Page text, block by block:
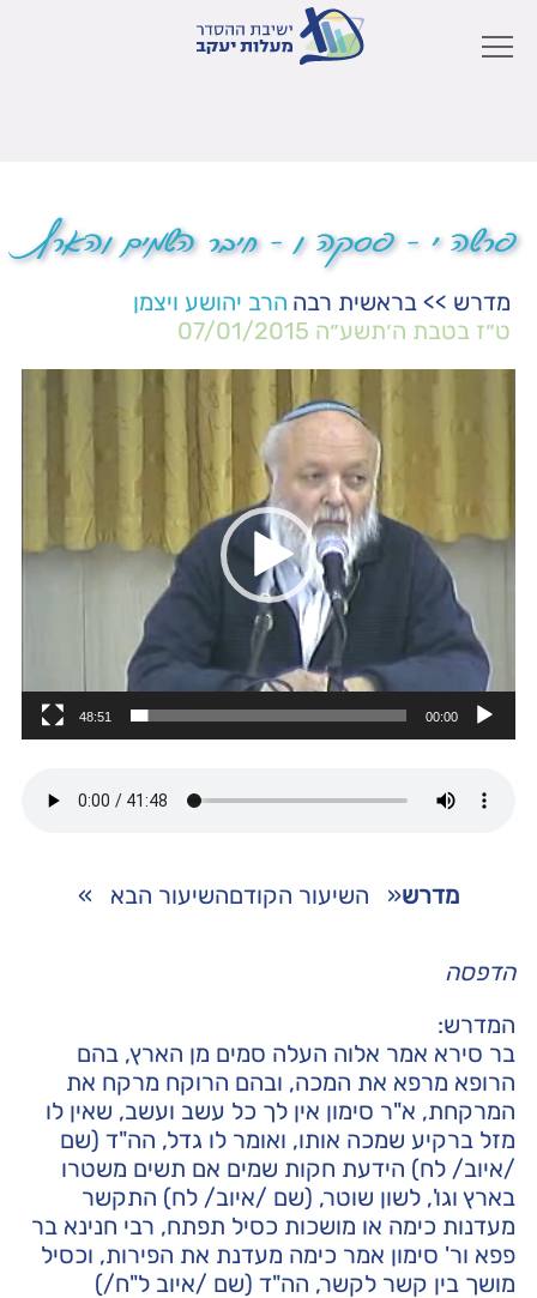
פרשה י – פסקה ו – חיבר השמים והארץ
מדרש >> בראשית רבה הרב יהושע ויצמן
ט״ז בטבת ה׳תשע״ה 07/01/2015
00:00
48:51
מדרש« השיעור הקודםהשיעור הבא »
הדפסה
המדרש:
בר סירא אמר אלוה העלה סמים מן הארץ, בהם
הרופא מרפא את המכה, ובהם הרוקח מרקח את
המרקחת, א"ר סימון אין לך כל עשב ועשב, שאין לו
מזל ברקיע שמכה אותו, ואומר לו גדל, הה"ד (שם
/איוב/ לח) הידעת חקות שמים אם תשים משטרו
בארץ וגו', לשון שוטר, (שם /איוב/ לח) התקשר
מעדנות כימה או מושכות כסיל תפתח, רבי חנינא בר
פפא ור' סימון אמר כימה מעדנת את הפירות, וכסיל
מושך בין קשר לקשר, הה"ד (שם /איוב ל"ח/)